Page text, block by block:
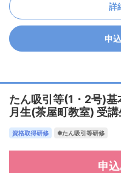
詳
申
たん吸引等(1・2号)
月生(茶屋町教室) 受
資格取得研修 ✽たん吸引等研修
申